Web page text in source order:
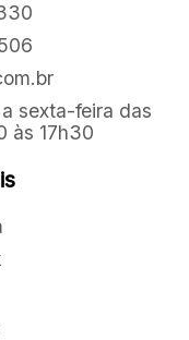
sexta-feira das
às 17h30